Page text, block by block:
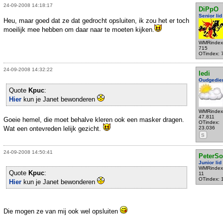
24-09-2008 14:18:17
DiPpO
Senior lid
715
OTindex:
Heu, maar goed dat ze dat gedrocht opsluiten, ik zou het er toch
moeilijk mee hebben om daar naar te moeten kijken.
24-09-2008 14:32:22
ledi
47.811
OTindex:
23.036
S
Quote Kpuc:
Hier kun je Janet bewonderen
Goeie hemel, die moet behalve kleren ook een masker dragen.
Wat een ontevreden lelijk gezicht.
24-09-2008 14:50:41
Junior lid
11
OTindex:
Quote Kpuc:
Hier kun je Janet bewonderen
Die mogen ze van mij ook wel opsluiten